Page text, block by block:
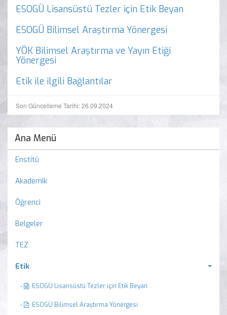
ESOGÜ Lisansüstü Tezler için Etik Beyan
ESOGÜ Bilimsel Araştırma Yönergesi
YÖK Bilimsel Araştırma ve Yayın Etiği
Yönergesi
Etik ile ilgili Bağlantılar
Son Güncelleme Tarihi: 26.09.2024
Ana Menü
Enstitü
Akademik
Öğrenci
Belgeler
TEZ
Etik
- ESOGÜ Lisansüstü Tezler için Etik Beyan
- ESOGÜ Bilimsel Araştırma Yönergesi